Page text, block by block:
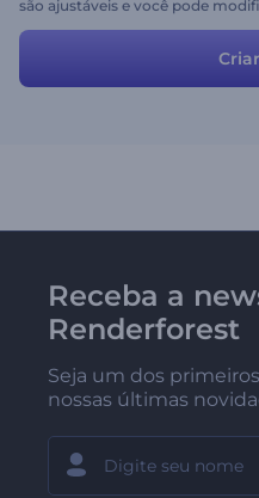
são ajustáveis e você pode
serviços e idéias.
Receba a
Renderforest
Seja um dos
nossas últimas